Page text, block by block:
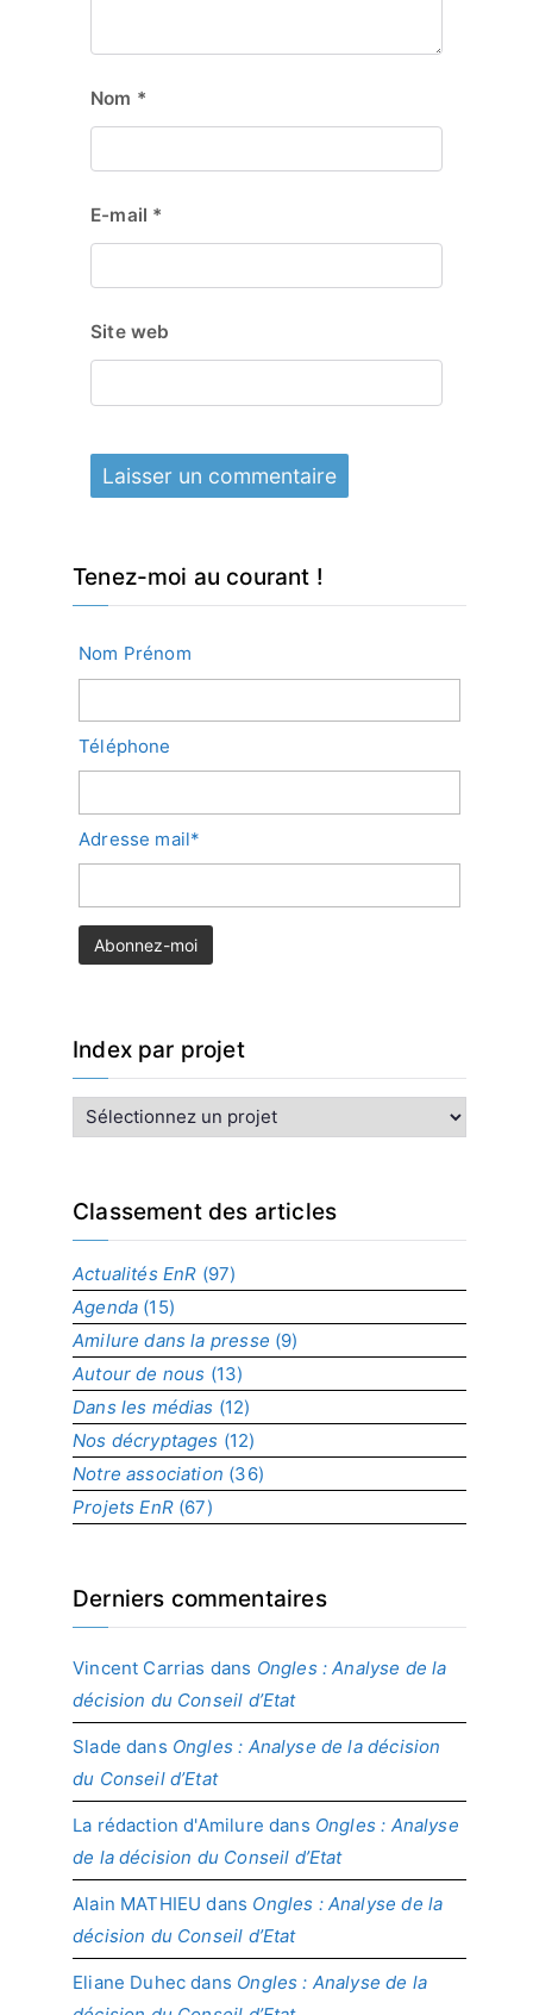
Nom *
E-mail *
Site web
Tenez-moi au courant !
Nom Prénom
Téléphone
Adresse mail*
Index par projet
n
x
r
p
r
o
j
e
t
Classement des articles
Actualités EnR (97)
Agenda (15)
Amilure dans la presse (9)
Autour de nous (13)
Dans les médias (12)
Nos décryptages (12)
Notre association (36)
Projets EnR(67)
Derniers commentaires
Vincent Carrias dans Ongles : Analyse de la
décision du Conseil d’Etat
Slade dans Ongles : Analyse de la décision
du Conseil d’Etat
La rédaction d'Amilure dans Ongles : Analyse
de la décision du Conseil d’Etat
Alain MATHIEU dans Ongles : Analyse de la
décision du Conseil d’Etat
Eliane Duhec dans Ongles : Analyse de la